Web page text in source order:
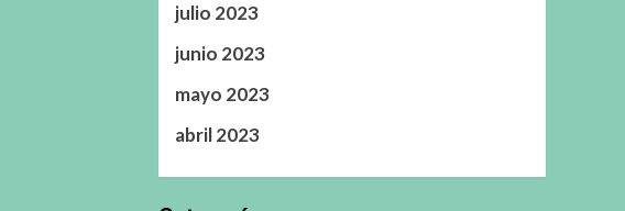
julio 2023
junio 2023
mayo 2023
abril 2023